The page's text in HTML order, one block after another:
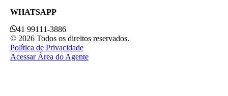
WHATSAPP
41 99111-3886
© 2026 Todos os direitos reservados.
Política de Privacidade
Acessar Área do Agente